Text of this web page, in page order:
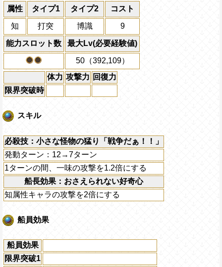
属性 タイプ1 タイプ2 コスト
知 打突 博識 9
能力スロット数 最大Lv(必要経験値)
50（392,109）
体力 攻撃力 回復力
限界突破時
スキル
必殺技：小さな怪物の猛り「戦争だぁ！！」
発動ターン：12→7ターン
1ターンの間、一味の攻撃を1.2倍にする
船長効果：おさえられない好奇心
知属性キャラの攻撃を2倍にする
船員効果
船員効果
限界突破1